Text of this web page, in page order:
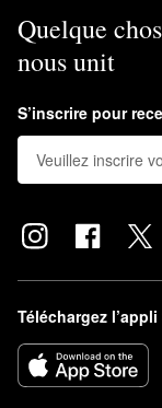
Quelque
nous unit
S’inscrire pour
Téléchargez